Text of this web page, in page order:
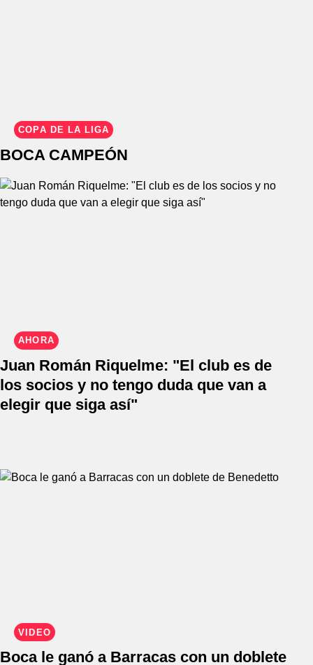
COPA DE LA LIGA
BOCA CAMPEÓN
AHORA
Juan Román Riquelme: "El club es de
los socios y no tengo duda que van a
elegir que siga así"
VIDEO
Boca le ganó a Barracas con un doblete